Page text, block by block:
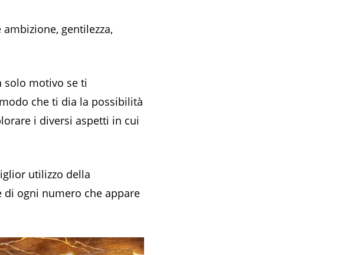
gentilezza,
solo motivo se ti
che ti dia la possibilità
i diversi aspetti in cui
utilizzo della
di ogni numero che appare